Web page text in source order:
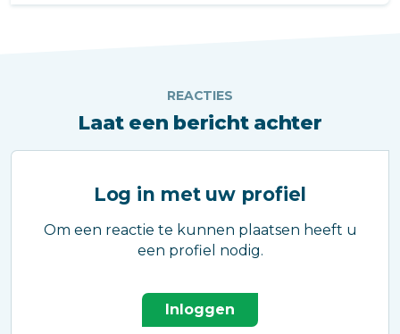
REACTIES
Laat een bericht achter
Log in met uw profiel
Om een reactie te kunnen plaatsen heeft u
een profiel nodig.
Inloggen